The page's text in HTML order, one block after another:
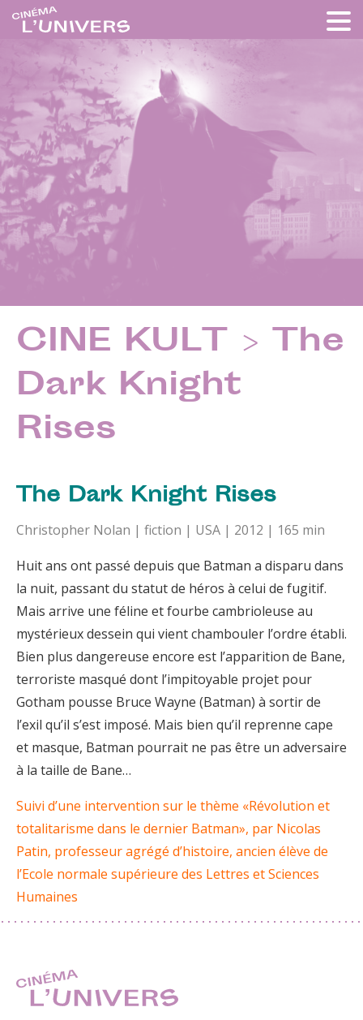
CINE KULT > The
Dark Knight
Rises
The Dark Knight Rises
Christopher Nolan | fiction | USA | 2012 | 165 min
Huit ans ont passé depuis que Batman a disparu dans
la nuit, passant du statut de héros à celui de fugitif.
Mais arrive une féline et fourbe cambrioleuse au
mystérieux dessein qui vient chambouler l’ordre établi.
Bien plus dangereuse encore est l’apparition de Bane,
terroriste masqué dont l’impitoyable projet pour
Gotham pousse Bruce Wayne (Batman) à sortir de
l’exil qu’il s’est imposé. Mais bien qu’il reprenne cape
et masque, Batman pourrait ne pas être un adversaire
à la taille de Bane…
Suivi d’une intervention sur le thème «Révolution et
totalitarisme dans le dernier Batman», par Nicolas
Patin, professeur agrégé d’histoire, ancien élève de
l’Ecole normale supérieure des Lettres et Sciences
Humaines